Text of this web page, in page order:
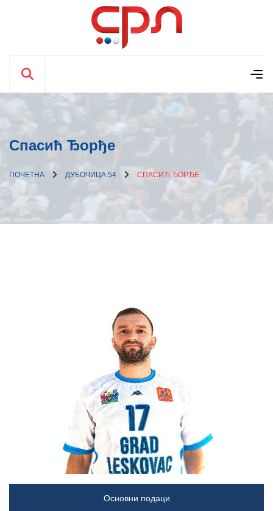
Спасић Ђорђе
ПОЧЕТНА ДУБОЧИЦА 54 СПАСИЋ ЂОРЂЕ
Основни подаци